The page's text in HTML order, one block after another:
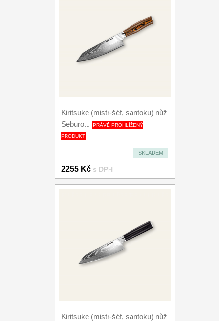
Kiritsuke (mistr-šéf, santoku) nůž
Seburo...
PRÁVĚ PROHLÍŽENÝ
PRODUKT
SKLADEM
2255 Kč s DPH
Kiritsuke (mistr-šéf, santoku) nůž